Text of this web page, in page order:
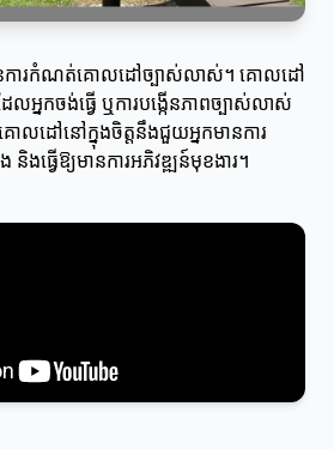
មានការកំណត់គោលដៅច្បាស់លាស់។ គោលដៅ
លអ្នកចង់ធ្វើ ឬការបង្កើនភាពច្បាស់លាស់
លដៅនៅក្នុងចិត្តនឹងជួយអ្នកមានការ
ងធ្វើឱ្យមានការអភិវឌ្ឍន៍មុខងារ។